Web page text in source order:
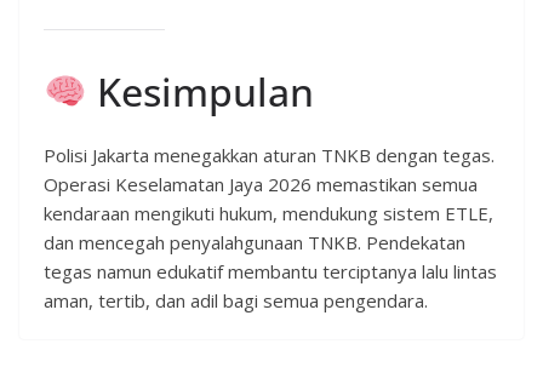
Kesimpulan
Polisi Jakarta menegakkan aturan TNKB dengan tegas.
Operasi Keselamatan Jaya 2026 memastikan semua
kendaraan mengikuti hukum, mendukung sistem ETLE,
dan mencegah penyalahgunaan TNKB. Pendekatan
tegas namun edukatif membantu terciptanya lalu lintas
aman, tertib, dan adil bagi semua pengendara.